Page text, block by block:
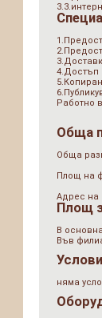
4.Достъп
Работно
Обща
Обща
Площ на
Адрес на
Площ
В
Във
няма